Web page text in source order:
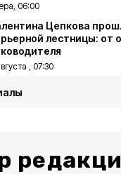
06:00
Цепкова
лестницы: от
, 07:30